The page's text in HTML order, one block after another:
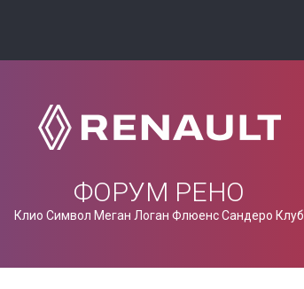
ФОРУМ РЕНО
Клио Символ Меган Логан Флюенс Сандеро Клуб